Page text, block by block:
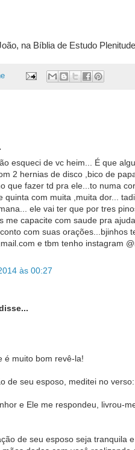
na Bíblia de Estudo
esqueci de vc heim... É que
2 hernias de disco ,bico de
que fazer td pra ele...to numa
quinta com muita ,muita dor...
ele vai ter que por tres
me capacite com saude pra
com suas orações...bjinhos
e tbm tenho instagram
às 00:27
é muito bom revê-la!
de seu esposo, meditei no verso:
e Ele me respondeu, livrou-
de seu esposo seja tranquila